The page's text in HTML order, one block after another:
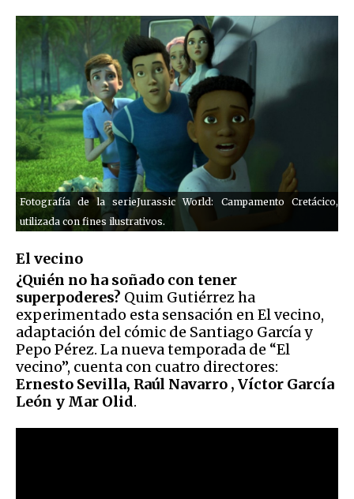
Fotografía de la serieJurassic World: Campamento Cretácico,
utilizada con fines ilustrativos.
El vecino
¿Quién no ha soñado con tener
superpoderes? Quim Gutiérrez ha
experimentado esta sensación en El vecino,
adaptación del cómic de Santiago García y
Pepo Pérez. La nueva temporada de “El
vecino”, cuenta con cuatro directores:
Ernesto Sevilla, Raúl Navarro , Víctor García
León y Mar Olid.